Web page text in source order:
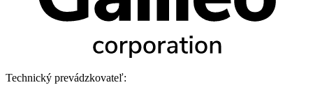
Technický prevádzkovateľ: